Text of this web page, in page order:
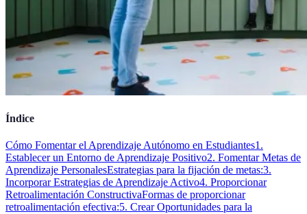
Índice
Cómo Fomentar el Aprendizaje Autónomo en Estudiantes1.
Establecer un Entorno de Aprendizaje Positivo2. Fomentar Metas de
Aprendizaje PersonalesEstrategias para la fijación de metas:3.
Incorporar Estrategias de Aprendizaje Activo4. Proporcionar
Retroalimentación ConstructivaFormas de proporcionar
retroalimentación efectiva:5. Crear Oportunidades para la